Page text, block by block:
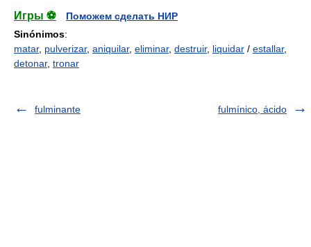
Игры ⚽
Поможем сделать НИР
Sinónimos:
matar, pulverizar, aniquilar, eliminar, destruir, liquidar / estallar,
detonar, tronar
fulminante fulmínico, ácido